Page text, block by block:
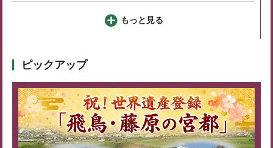
もっと見る
ピックアップ